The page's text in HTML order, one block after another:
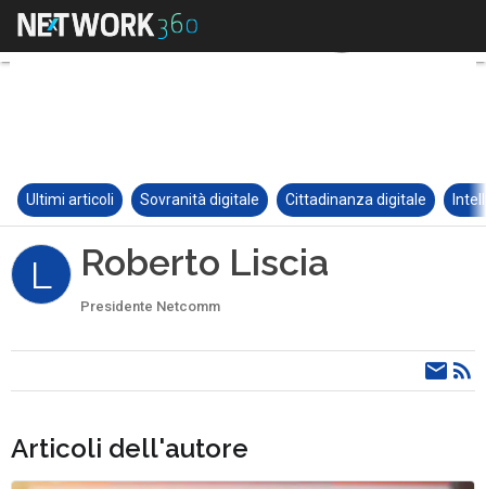
Ultimi articoli Sovranità digitale Cittadinanza digitale
L Roberto Liscia
Presidente Netcomm
Articoli dell'autore